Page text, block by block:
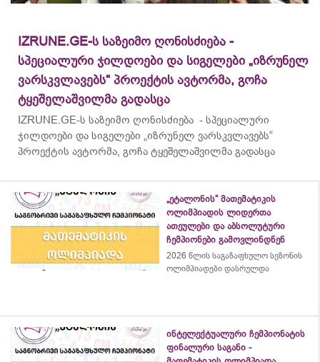
IZRUNE.GE-ს საზეიმო ღონისძიება -
სპეციალური ჯილდოები და სიგელები „იზრუნელ
ვარსკვლავებს“ პროექტის ავტორმა, გოჩა
ტყეშელაშვილმა გადასცა
IZRUNE.GE-ს საზეიმო ღონისძიება - სპეციალური
ჯილდოები და სიგელები „იზრუნელ ვარსკვლავებს“
პროექტის ავტორმა, გოჩა ტყეშელაშვილმა გადასცა
„ეტალონის“ მათემატიკის
ოლიმპიადის ლიდერთა
ათეულები და აბსოლუტური
ჩემპიონები გამოვლინდნენ
2026 წლის საგაზაფხულო სეზონის
ოლიმპიადები დასრულდა
ინტელექტუალური ჩემპიონატის
ფინალური საგანი -